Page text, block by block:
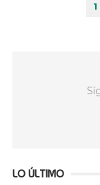
1
LO ÚLTIMO